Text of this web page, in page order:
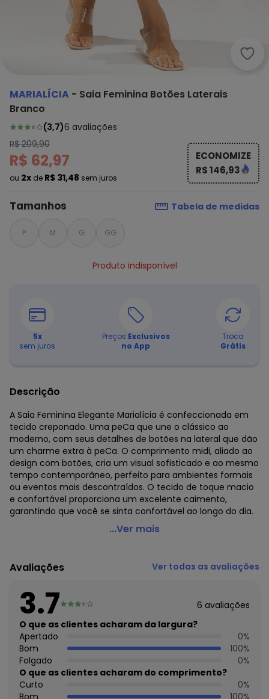
MARIALÍCIA - Saia Feminina Botões Laterais
Branco
(3,7)6 avaliações
R$ 209,90
R$ 62,97
ou 2x de R$ 31,48 sem juros
ECONOMIZE
R$ 146,93
Tamanhos Tabela de medidas
P M G GG
Produto indisponível
5x
sem juros
Preços Exclusivos
no App
Troca
Grátis
Descrição
A Saia Feminina Elegante Marialícia é confeccionada em
tecido creponado. Uma peCa que une o clássico ao
moderno, com seus detalhes de botões na lateral que dão
um charme extra à peCa. O comprimento midi, aliado ao
design com botões, cria um visual sofisticado e ao mesmo
tempo contemporâneo, perfeito para ambientes formais
ou eventos mais descontraídos. O tecido de toque macio
e confortável proporciona um excelente caimento,
garantindo que você se sinta confortável ao longo do dia.
Marialícia - Saia Feminina Botões Laterais Branco
Modelagem: Ampla
Comprimento: Midi
Cinto: Não Acompanha
Cintura: Alta
Fornecedor: ELIAN INDUSTRIA TEXTIL LTDA / CNPJ
82.698.085/0001-98
Feito: no Brasil
Cuidados para conservação do produto: Lavagem a mão -
Não alvejar - Não secar em tambor - Secagem em varal -
Temperatura máxima da base do ferro a 110° C sem vapor
- Não limpar a seco
...Ver mais
Avaliações Ver todas as avaliações
3.7 6 avaliações
O que as clientes acharam da largura?
Apertado
0%
Bom
100%
Folgado
0%
O que as clientes acharam do comprimento?
Curto
0%